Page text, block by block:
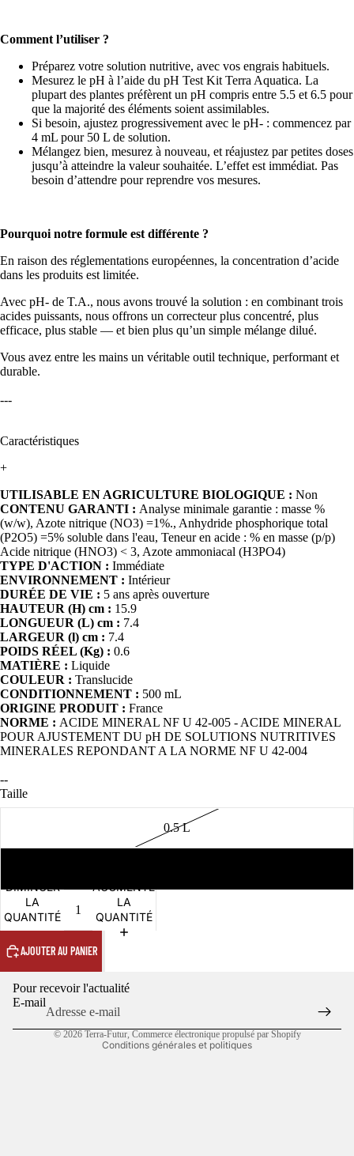
Comment l’utiliser ?
Préparez votre solution nutritive, avec vos engrais habituels.
Mesurez le pH à l’aide du pH Test Kit Terra Aquatica. La
plupart des plantes préfèrent un pH compris entre 5.5 et 6.5 pour
que la majorité des éléments soient assimilables.
Si besoin, ajustez progressivement avec le pH- : commencez par
4 mL pour 50 L de solution.
Mélangez bien, mesurez à nouveau, et réajustez par petites doses
jusqu’à atteindre la valeur souhaitée. L’effet est immédiat. Pas
besoin d’attendre pour reprendre vos mesures.
Pourquoi notre formule est différente ?
En raison des réglementations européennes, la concentration d’acide
dans les produits est limitée.
Avec pH- de T.A., nous avons trouvé la solution : en combinant trois
acides puissants, nous offrons un correcteur plus concentré, plus
efficace, plus stable — et bien plus qu’un simple mélange dilué.
Vous avez entre les mains un véritable outil technique, performant et
durable.
---
Caractéristiques
+
UTILISABLE EN AGRICULTURE BIOLOGIQUE : Non
CONTENU GARANTI : Analyse minimale garantie : masse %
(w/w), Azote nitrique (NO3) =1%., Anhydride phosphorique total
(P2O5) =5% soluble dans l'eau, Teneur en acide : % en masse (p/p)
Acide nitrique (HNO3) < 3, Azote ammoniacal (H3PO4)
TYPE D'ACTION : Immédiate
ENVIRONNEMENT : Intérieur
DURÉE DE VIE : 5 ans après ouverture
HAUTEUR (H) cm : 15.9
LONGUEUR (L) cm : 7.4
LARGEUR (l) cm : 7.4
POIDS RÉEL (Kg) : 0.6
MATIÈRE : Liquide
COULEUR : Translucide
CONDITIONNEMENT : 500 mL
ORIGINE PRODUIT : France
NORME : ACIDE MINERAL NF U 42-005 - ACIDE MINERAL
POUR AJUSTEMENT DU pH DE SOLUTIONS NUTRITIVES
MINERALES REPONDANT A LA NORME NF U 42-004
--
Taille
0.5 L
DIMINUER
LA
QUANTITÉ
AUGMENTER
LA
QUANTITÉ
AJOUTER AU PANIER
Pour recevoir l'actualité
E-mail
© 2026 Terra-Futur, Commerce électronique propulsé par Shopify
Conditions générales et politiques
Politique de remboursement
Conditions d’utilisation
Politique d’expédition
Coordonnées
Conditions générales de vente
Mentions légales